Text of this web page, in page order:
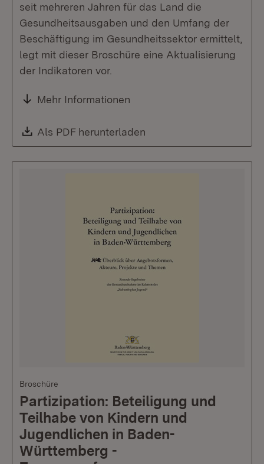
seit mehreren Jahren für das Land die
Gesundheitsausgaben und den Umfang der
Beschäftigung im Gesundheitssektor ermittelt,
legt mit dieser Broschüre eine Aktualisierung
der Indikatoren vor.
Mehr Informationen
Download:
Als PDF herunterladen
Broschüre
Partizipation: Beteiligung und
Teilhabe von Kindern und
Jugendlichen in Baden-
Württemberg -